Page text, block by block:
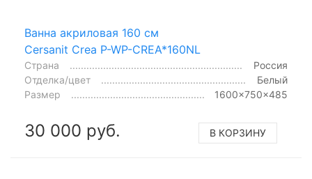
Ванна акриловая 160 см
Cersanit Crea P-WP-CREA*160NL
Страна
Россия
Отделка/цвет
Белый
Размер
1600x750x485
30 000 руб. В КОРЗИНУ